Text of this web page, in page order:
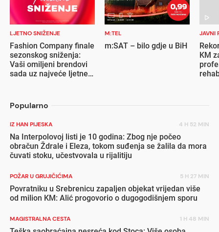
LJETNO SNIŽENJE
Fashion Company finale
sezonskog sniženja:
Vaši omiljeni brendovi
sada uz najveće ljetne
M:TEL
m:SAT – bilo gdje u BiH
JAVNI
KM
Popularno
IZ HAN PIJESKA 4 H 52 MIN
Na Interpolovoj listi je 10 godina: Zbog nje počeo
obračun Ždrale i Eleza, tokom suđenja se žalila da mora
čuvati stoku, učestvovala u rijalitiju
POŽAR U GRUJIČIĆIMA 5 H 27 MIN
Povratniku u Srebrenicu zapaljen objekat vrijedan više
od milion KM: Alić progovorio o dugogodišnjem sporu
MAGISTRALNA CESTA 1 H 48 MIN